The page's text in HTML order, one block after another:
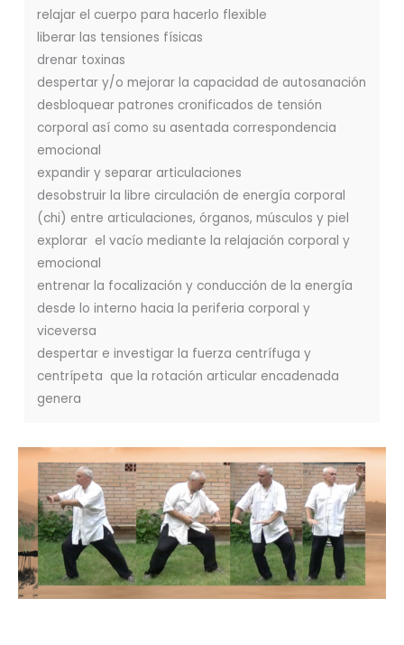
relajar el cuerpo para hacerlo flexible
liberar las tensiones físicas
drenar toxinas
despertar y/o mejorar la capacidad de autosanación
desbloquear patrones cronificados de tensión
corporal así como su asentada correspondencia
emocional
expandir y separar articulaciones
desobstruir la libre circulación de energía corporal
(chi) entre articulaciones, órganos, músculos y piel
explorar el vacío mediante la relajación corporal y
emocional
entrenar la focalización y conducción de la energía
desde lo interno hacia la periferia corporal y
viceversa
despertar e investigar la fuerza centrífuga y
centrípeta que la rotación articular encadenada
genera